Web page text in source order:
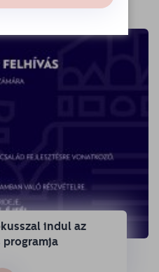
indul az
programja